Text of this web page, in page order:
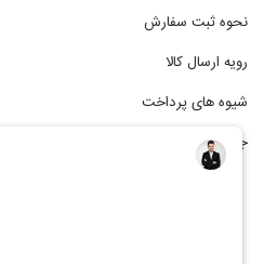
نحوه ثبت سفارش
رویه ارسال کالا
شیوه های پرداخت
جشنواره فروش اقساطی